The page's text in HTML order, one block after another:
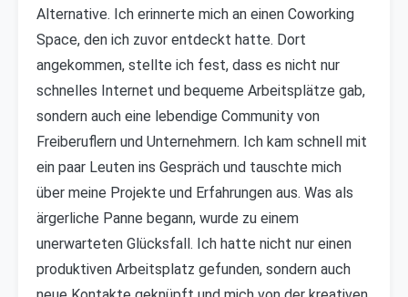
Alternative. Ich erinnerte mich an einen Coworking
Space, den ich zuvor entdeckt hatte. Dort
angekommen, stellte ich fest, dass es nicht nur
schnelles Internet und bequeme Arbeitsplätze gab,
sondern auch eine lebendige Community von
Freiberuflern und Unternehmern. Ich kam schnell mit
ein paar Leuten ins Gespräch und tauschte mich
über meine Projekte und Erfahrungen aus. Was als
ärgerliche Panne begann, wurde zu einem
unerwarteten Glücksfall. Ich hatte nicht nur einen
produktiven Arbeitsplatz gefunden, sondern auch